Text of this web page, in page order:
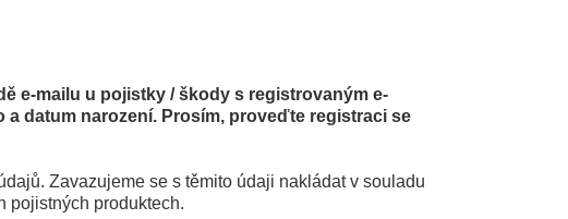
e-mailu u pojistky / škody s registrovaným e-
datum narození. Prosím, proveďte registraci se
Zavazujeme se s těmito údaji nakládat v souladu
pojistných produktech.